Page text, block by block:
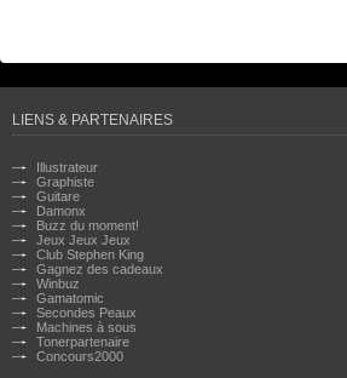
LIENS & PARTENAIRES
Illustrateur
Graphiste
Guitare
Damonx
Buzz du moment!
Jeux Jeux Jeux
Club Stephen King
Gagnez des cadeaux
Winbuz
Gamatomic
Secondes Peaux
Machines à sous
Tonerpartenaire
Concours2000